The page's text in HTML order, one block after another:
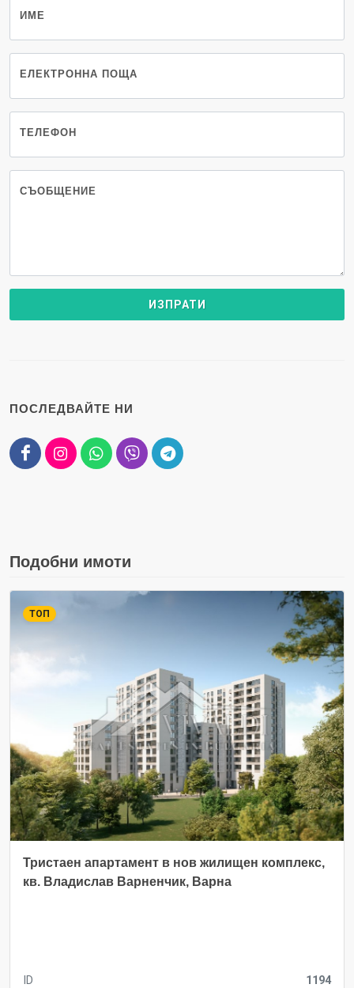
ИМЕ
ЕЛЕКТРОННА ПОЩА
ТЕЛЕФОН
СЪОБЩЕНИЕ
ПОСЛЕДВАЙТЕ НИ
Подобни имоти
ТОП
Тристаен апартамент в нов жилищен комплекс,
кв. Владислав Варненчик, Варна
ID
1194